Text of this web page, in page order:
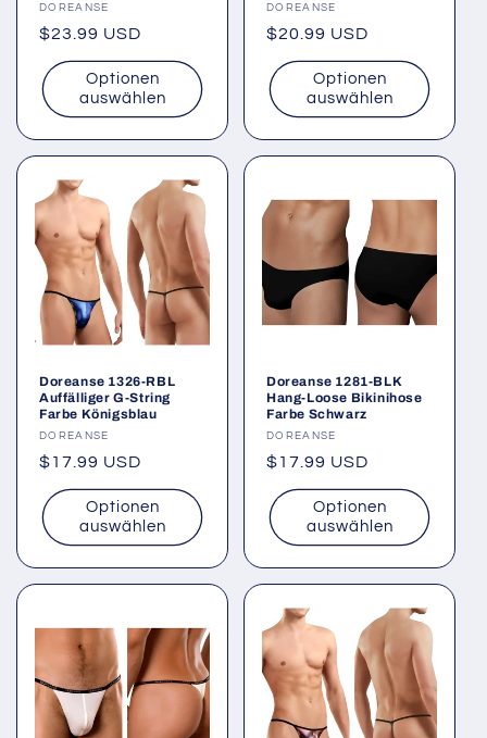
Anbieter:
DOREANSE
Normaler
Preis
$23.99 USD
Optionen
auswählen
Anbieter:
DOREANSE
Normaler
Preis
$20.99 USD
Optionen
auswählen
Doreanse 1326-RBL
Auffälliger G-String
Farbe Königsblau
Anbieter:
DOREANSE
Normaler
Preis
$17.99 USD
Optionen
auswählen
Doreanse 1281-BLK
Hang-Loose Bikinihose
Farbe Schwarz
Anbieter:
DOREANSE
Normaler
Preis
$17.99 USD
Optionen
auswählen